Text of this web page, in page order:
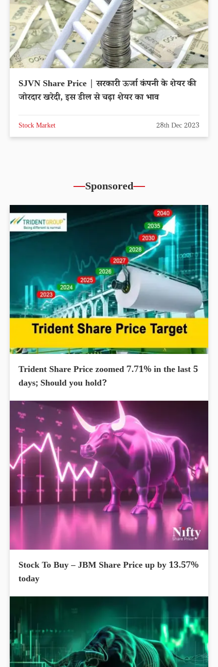
SJVN Share Price | सरकारी ऊर्जा कंपनी के शेयर की
जोरदार खरेदी, इस डील से चढ़ा शेयर का भाव
Stock Market 28th Dec 2023
Sponsored
Trident Share Price zoomed 7.71% in the last 5
days; Should you hold?
Stock To Buy – JBM Share Price up by 13.57%
today